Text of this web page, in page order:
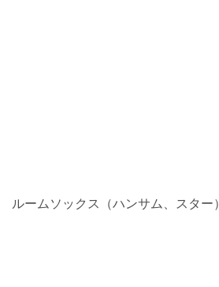
ルームソックス（ハンサム、スター）